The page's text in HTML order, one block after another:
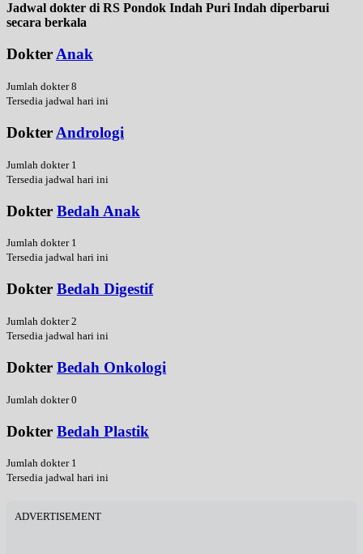
Jadwal dokter di RS Pondok Indah Puri Indah diperbarui
secara berkala
Dokter Anak
Jumlah dokter 8
Tersedia jadwal hari ini
Dokter Andrologi
Jumlah dokter 1
Tersedia jadwal hari ini
Dokter Bedah Anak
Jumlah dokter 1
Tersedia jadwal hari ini
Dokter Bedah Digestif
Jumlah dokter 2
Tersedia jadwal hari ini
Dokter Bedah Onkologi
Jumlah dokter 0
Dokter Bedah Plastik
Jumlah dokter 1
Tersedia jadwal hari ini
ADVERTISEMENT